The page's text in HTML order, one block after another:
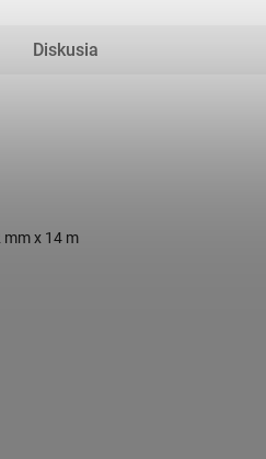
Diskusia
x 14 m